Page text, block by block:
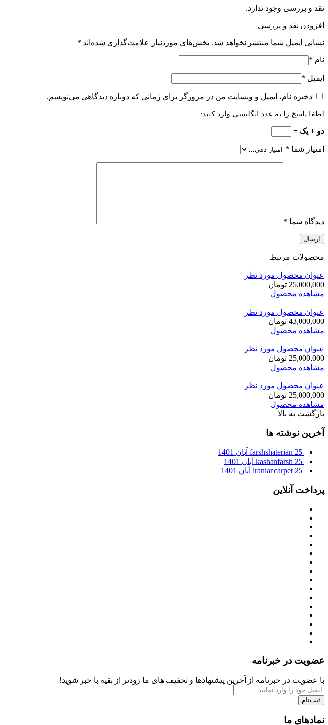
نقد و بررسی وجود ندارد.
افزودن نقد و بررسی
نشانی ایمیل شما منتشر نخواهد شد. بخش‌های موردنیاز علامت‌گذاری شده‌اند *
نام *
ایمیل *
ذخیره نام، ایمیل و وبسایت من در مرورگر برای زمانی که دوباره دیدگاهی می‌نویسم.
لطفا پاسخ را به عدد انگلیسی وارد کنید:
دو + یک =
امتیاز شما *
دیدگاه شما *
محصولات مرتبط
عنوان محصول مورد نظر
25,000,000 تومان
مشاهده محصول
عنوان محصول مورد نظر
43,000,000 تومان
مشاهده محصول
عنوان محصول مورد نظر
25,000,000 تومان
مشاهده محصول
عنوان محصول مورد نظر
25,000,000 تومان
مشاهده محصول
بازگشت به بالا
آخرین نوشته ها
farshshaterian 25 آبان 1401
kashanfarsh 25 آبان 1401
iraniancarpet 25 آبان 1401
پرداخت آنلاین
عضویت در خبرنامه
با عضویت در خبرنامه از آخرین پیشنهادها و تخفیف های ما زودتر از بقیه با خبر شوید!
ثبت‌نام
نمادهای ما